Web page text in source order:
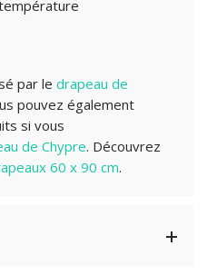
par le drapeau de
pouvez également
si vous
de Chypre. Découvrez
60 x 90 cm.